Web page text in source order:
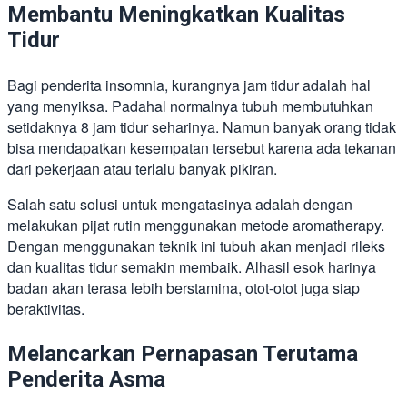
Membantu Meningkatkan Kualitas
Tidur
Bagi penderita insomnia, kurangnya jam tidur adalah hal
yang menyiksa. Padahal normalnya tubuh membutuhkan
setidaknya 8 jam tidur seharinya. Namun banyak orang tidak
bisa mendapatkan kesempatan tersebut karena ada tekanan
dari pekerjaan atau terlalu banyak pikiran.
Salah satu solusi untuk mengatasinya adalah dengan
melakukan pijat rutin menggunakan metode aromatherapy.
Dengan menggunakan teknik ini tubuh akan menjadi rileks
dan kualitas tidur semakin membaik. Alhasil esok harinya
badan akan terasa lebih berstamina, otot-otot juga siap
beraktivitas.
Melancarkan Pernapasan Terutama
Penderita Asma